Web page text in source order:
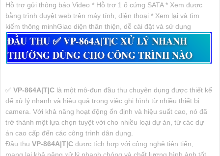
Hỗ trợ gửi thông báo Video * Hỗ trợ 1 ổ cứng SATA * Xem được
bằng trình duyệt web trên máy tính, điện thoại * Xem lại và tìm
kiếm thông minhGiao diện thân thiện, dễ cài đặt và sử dụng
ĐẦU THU ✅VP-864A|T|CXỬ LÝ NHANH
THƯỜNG DÙNG CHO CÔNG TRÌNH NÀO
✅ VP-864A|T|C là một mô-đun đầu thu chuyên dụng được thiết kế
để xử lý nhanh và hiệu quả trong việc ghi hình từ nhiều thiết bị
camera. Với khả năng hoạt động ổn định và hiệu suất cao, nó đã
trở thành một lựa chọn tuyệt vời cho nhiều loại dự án, từ các dự
án cao cấp đến các công trình dân dụng.
Đầu thu VP-864A|T|C được tích hợp với công nghệ tiên tiến,
mang lại khả năng xử lý nhanh chóng và chất lượng hình ảnh tốt.